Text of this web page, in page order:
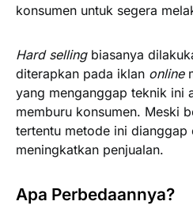
konsumen untuk segera
Hard sellingbiasanya
diterapkan pada iklan online
yang menganggap teknik ini
memburu konsumen. Meski
tertentu metode ini
meningkatkan penjualan.
Apa Perbedaannya?